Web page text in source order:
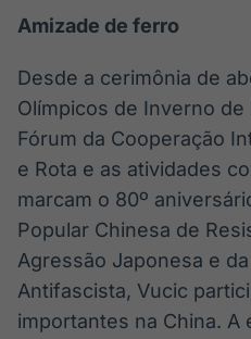
Amizade de ferro
Desde a cerimônia de
Olímpicos de Inverno
Fórum da Cooperação
e Rota e as atividades
marcam o 80º
Popular Chinesa de
Agressão Japonesa e
Antifascista, Vucic
importantes na China. A